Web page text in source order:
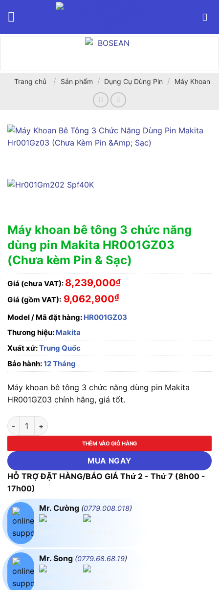
Trang chủ / Sản phẩm / Dụng Cụ Dùng Pin / Máy Khoan
Máy khoan bê tông 3 chức năng
dùng pin Makita HR001GZ03
(Chưa kèm Pin & Sạc)
Giá (chưa VAT): 8,239,000₫
Giá (gồm VAT): 9,062,900₫
Model / Mã đặt hàng: HR001GZ03
Thương hiệu: Makita
Xuất xứ:Trung Quốc
Bảo hành:12 Tháng
Máy khoan bê tông 3 chức năng dùng pin Makita
HR001GZ03 chính hãng, giá tốt.
Máy khoan bê tông 3 chức năng dùng pin Makita HR001GZ03
THÊM VÀO GIỎ HÀNG
MUA NGAY
HỖ TRỢ ĐẶT HÀNG/BÁO GIÁ Thứ 2 - Thứ 7 (8h00 -
17h00)
Mr. Cường (0779.008.018)
Mr. Song (0779.68.68.19)